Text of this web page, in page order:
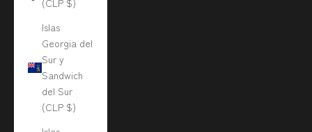
(CLP $)
Islas
Georgia del
Sur y
Sandwich
del Sur
(CLP $)